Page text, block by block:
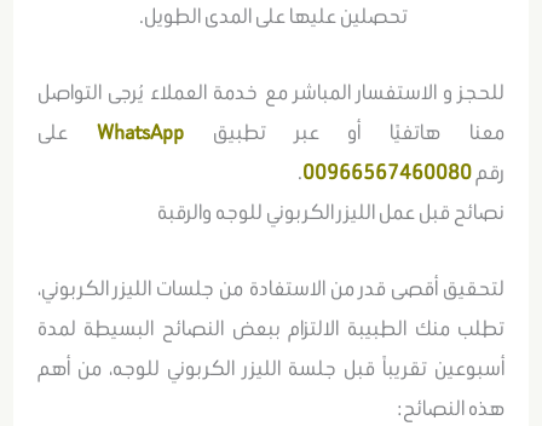
تحصلين عليها على المدى الطويل.
للحجز و الاستفسار المباشر مع خدمة العملاء يُرجى التواصل
معنا هاتفيًا أو عبر تطبيقWhatsApp
على
رقم00966567460080
.
نصائح قبل عمل الليزر الكربوني للوجه والرقبة
لتحقيق أقصى قدر من الاستفادة من جلسات الليزر الكربوني،
تطلب منك الطبيبة الالتزام ببعض النصائح البسيطة لمدة
أسبوعين تقريباً قبل جلسة الليزر الكربوني للوجه، من أهم
هذه النصائح: